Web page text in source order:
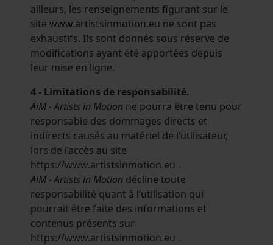
ailleurs, les renseignements figurant sur le
site www.artistsinmotion.eu ne sont pas
exhaustifs. Ils sont donnés sous réserve de
modifications ayant été apportées depuis
leur mise en ligne.
4 - Limitations de responsabilité.
AiM - Artists in Motion ne pourra être tenu pour
responsable des dommages directs et
indirects causés au matériel de l’utilisateur,
lors de l’accès au site
https://www.artistsinmotion.eu .
AiM - Artists in Motion décline toute
responsabilité quant à l’utilisation qui
pourrait être faite des informations et
contenus présents sur
https://www.artistsinmotion.eu .